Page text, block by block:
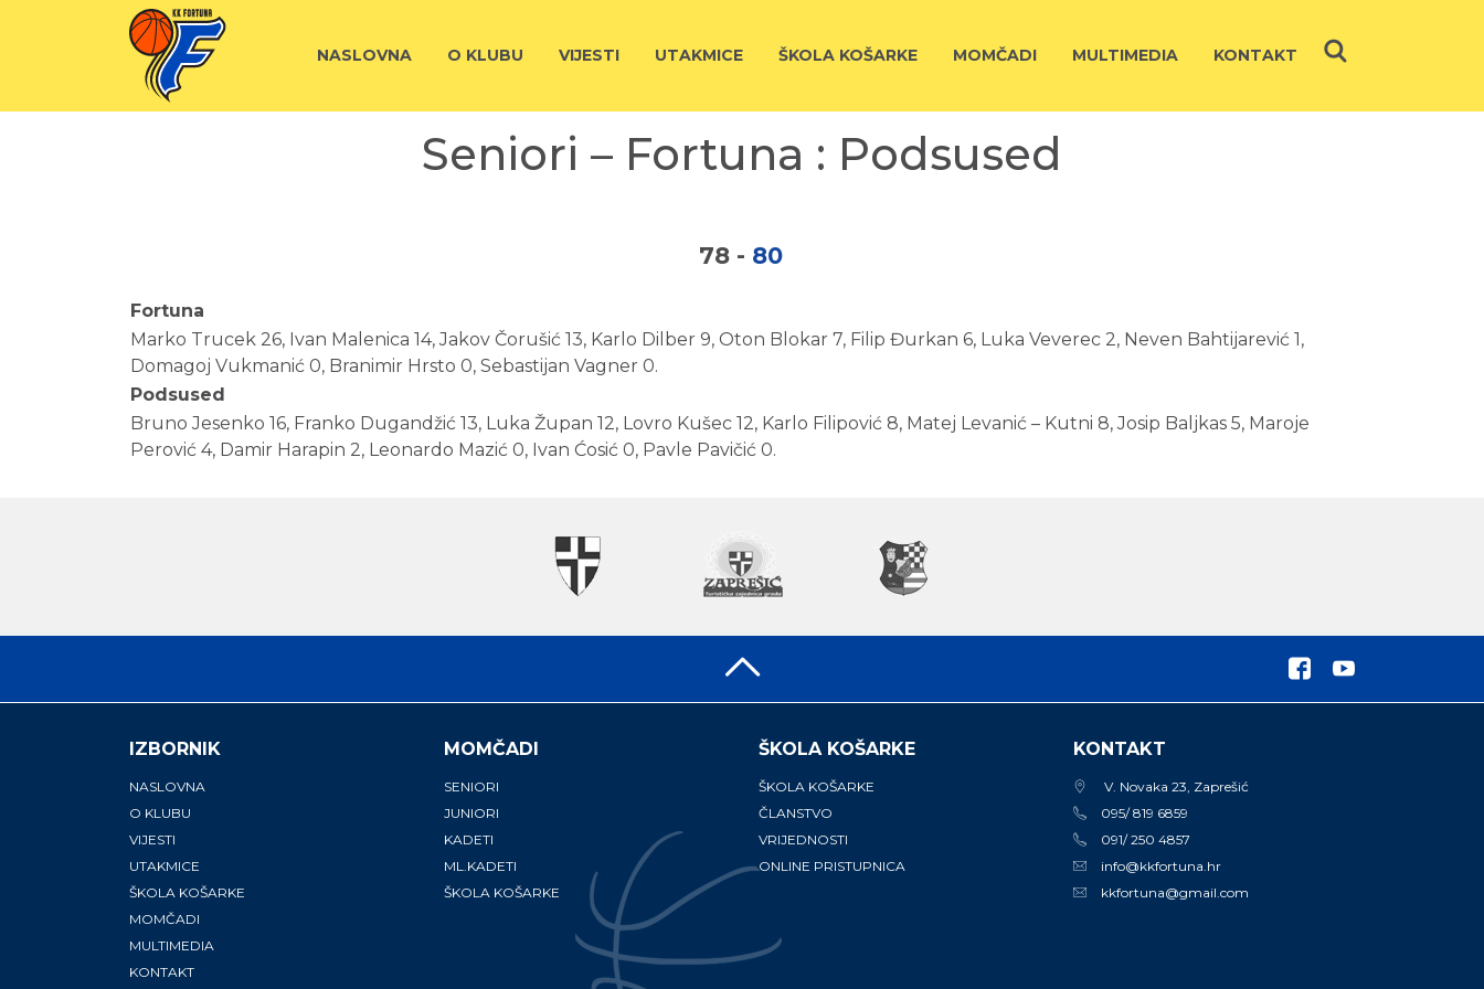
NASLOVNA O KLUBU VIJESTI UTAKMICE ŠKOLA KOŠARKE MOMČADI MULTIMEDIA KONTAKT
Seniori – Fortuna : Podsused
78 - 80
Fortuna
Marko Trucek 26, Ivan Malenica 14, Jakov Čorušić 13, Karlo Dilber 9, Oton Blokar 7, Filip Đurkan 6, Luka Veverec 2, Neven Bahtijarević 1,
Domagoj Vukmanić 0, Branimir Hrsto 0, Sebastijan Vagner 0.
Podsused
Bruno Jesenko 16, Franko Dugandžić 13, Luka Župan 12, Lovro Kušec 12, Karlo Filipović 8, Matej Levanić – Kutni 8, Josip Baljkas 5, Maroje
Perović 4, Damir Harapin 2, Leonardo Mazić 0, Ivan Ćosić 0, Pavle Pavičić 0.
IZBORNIK
NASLOVNA
O KLUBU
VIJESTI
UTAKMICE
ŠKOLA KOŠARKE
MOMČADI
MULTIMEDIA
KONTAKT
MOMČADI
SENIORI
JUNIORI
KADETI
ML.KADETI
ŠKOLA KOŠARKE
ŠKOLA KOŠARKE
ŠKOLA KOŠARKE
ČLANSTVO
VRIJEDNOSTI
ONLINE PRISTUPNICA
KONTAKT
V. Novaka 23, Zaprešić
095/ 819 6859
091/ 250 4857
info@kkfortuna.hr
kkfortuna@gmail.com